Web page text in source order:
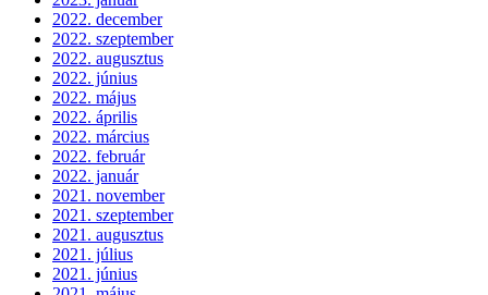
2022. december
2022. szeptember
2022. augusztus
2022. június
2022. május
2022. április
2022. március
2022. február
2022. január
2021. november
2021. szeptember
2021. augusztus
2021. július
2021. június